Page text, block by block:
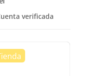
verificada